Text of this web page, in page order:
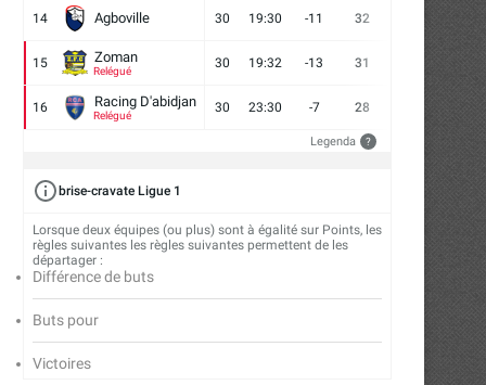
14 Agboville 30 19:30 -11 32 12
15 Zoman
Relégué
30 19:32 -13 31
16 Racing D'abidjan
Relégué
30 23:30 -7 28
Legenda ?
brise-cravate Ligue 1
Lorsque deux équipes (ou plus) sont à égalité sur Points, les
règles suivantes les règles suivantes permettent de les
départager :
Différence de buts
Buts pour
Victoires